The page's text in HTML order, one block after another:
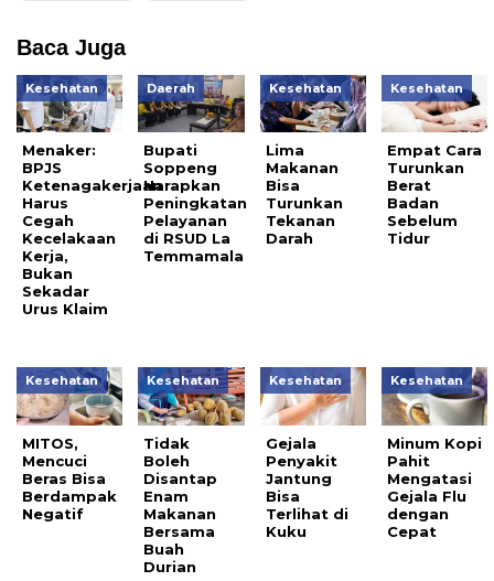
Baca Juga
Kesehatan
Menaker:
BPJS
Ketenagakerjaan
Harus
Cegah
Kecelakaan
Kerja,
Bukan
Sekadar
Urus Klaim
Daerah
Bupati
Soppeng
Harapkan
Peningkatan
Pelayanan
di RSUD La
Temmamala
Kesehatan
Lima
Makanan
Bisa
Turunkan
Tekanan
Darah
Kesehatan
Empat Cara
Turunkan
Berat
Badan
Sebelum
Tidur
Kesehatan
MITOS,
Mencuci
Beras Bisa
Berdampak
Negatif
Kesehatan
Tidak
Boleh
Disantap
Enam
Makanan
Bersama
Buah
Durian
Kesehatan
Gejala
Penyakit
Jantung
Bisa
Terlihat di
Kuku
Kesehatan
Minum Kopi
Pahit
Mengatasi
Gejala Flu
dengan
Cepat